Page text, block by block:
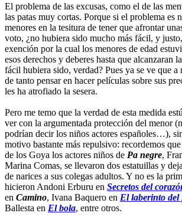
El problema de las excusas, como el de las
las patas muy cortas. Porque si el problema es
menores en la tesitura de tener que afrontar
voto, ¿no hubiera sido mucho más fácil, y
exención por la cual los menores de edad
esos derechos y deberes hasta que alcanzaran
fácil hubiera sido, verdad? Pues ya se ve que a
de tanto pensar en hacer películas sobre sus
les ha atrofiado la sesera.
Pero me temo que la verdad de esta medida
ver con la argumentada protección del menor
podrían decir los niños actores españoles…),
motivo bastante más repulsivo: recordemos
de los Goya los actores niños de Pa negre,
Marina Comas, se llevaron dos estatuillas y
de narices a sus colegas adultos. Y no es la
hicieron Andoni Erburu en Secretos del
en Camino, Ivana Baquero en El laberinto del
Ballesta en El bola, entre otros.